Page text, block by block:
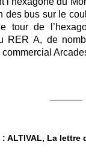
des bus sur le
tour de
RER A, de
La lettre